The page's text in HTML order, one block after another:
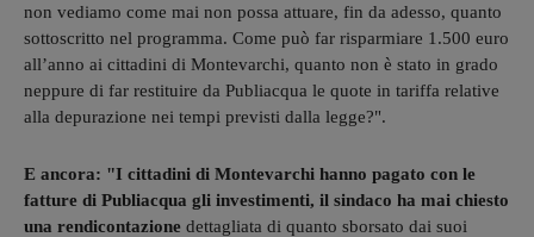
non vediamo come mai non possa attuare, fin da adesso, quanto
sottoscritto nel programma. Come può far risparmiare 1.500 euro
all’anno ai cittadini di Montevarchi, quanto non è stato in grado
neppure di far restituire da Publiacqua le quote in tariffa relative
alla depurazione nei tempi previsti dalla legge?".
E ancora: "I cittadini di Montevarchi hanno pagato con le
fatture di Publiacqua gli investimenti, il sindaco ha mai chiesto
una rendicontazione dettagliata di quanto sborsato dai suoi